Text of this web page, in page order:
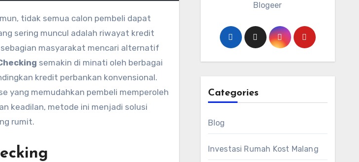
sering muncul adalah riwayat kredit
masyarakat mencari alternatif
semakin di minati oleh berbagai
kredit perbankan konvensional.
yang memudahkan pembeli memperoleh
keadilan, metode ini menjadi solusi
rumit.
Blogeer
Categories
Blog
Investasi Rumah Kost Malang